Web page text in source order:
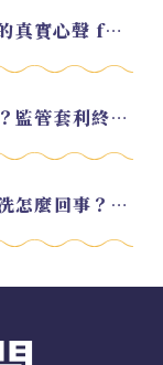
EP.219 從銀行高管轉職幣圈 KOL 的真實心聲 feat.龜大
EP.217 美元穩定幣未來會如何演進？監管套利終將收斂？feat. 研究員 余哲安
EP.213 川普大攪局：袋鼠市上沖下洗怎麼回事？feat. Alvin